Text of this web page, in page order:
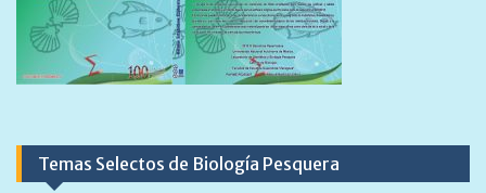
Temas Selectos de Biología Pesquera